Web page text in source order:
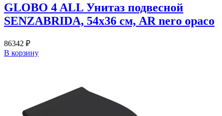
GLOBO 4 ALL Унитаз подвесной
SENZABRIDA, 54х36 см, AR nero opaco
86342 ₽
В корзину